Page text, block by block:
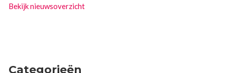
Bekijk nieuwsoverzicht
Categorieën